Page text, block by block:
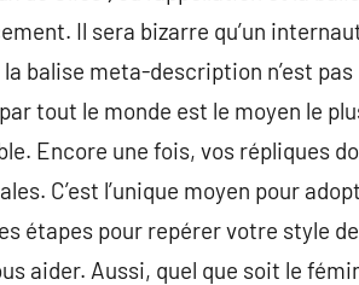
Il sera bizarre qu’un
balise meta-description n’est pas
tout le monde est le moyen le
Encore une fois, vos répliques
C’est l’unique moyen pour
étapes pour repérer votre style de
aider. Aussi, quel que soit le